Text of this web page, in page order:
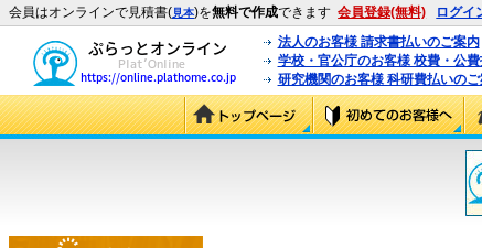
会員はオンラインで見積書(見本)を無料で作成できます 会員登録(無料) ログイ
法人のお客様 請求書払いのご案内
学校・官公庁のお客様 校費・公
研究機関のお客様 科研費払いの